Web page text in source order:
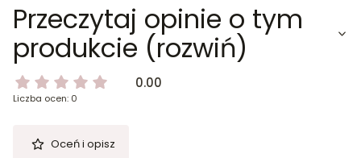
Przeczytaj opinie o tym
produkcie (rozwiń)
0.00
Liczba ocen: 0
Oceń i opisz